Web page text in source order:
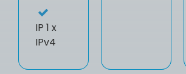
IP 1 x
IPv4